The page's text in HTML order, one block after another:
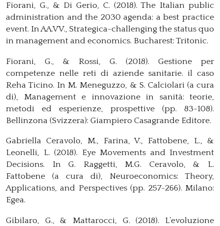
Fiorani, G., & Di Gerio, C. (2018). The Italian public
administration and the 2030 agenda: a best practice
event. In AA.VV., Strategica-challenging the status quo
in management and economics. Bucharest: Tritonic.
Fiorani, G., & Rossi, G. (2018). Gestione per
competenze nelle reti di aziende sanitarie. il caso
Reha Ticino. In M. Meneguzzo, & S. Calciolari (a cura
di), Management e innovazione in sanità: teorie,
metodi ed esperienze, prospettive (pp. 83-108).
Bellinzona (Svizzera): Giampiero Casagrande Editore.
Gabriella Ceravolo, M., Farina, V., Fattobene, L., &
Leonelli, L. (2018). Eye Movements and Investment
Decisions. In G. Raggetti, M.G. Ceravolo, & L.
Fattobene (a cura di), Neuroeconomics: Theory,
Applications, and Perspectives (pp. 257-266). Milano:
Egea.
Gibilaro, G., & Mattarocci, G. (2018). L’evoluzione